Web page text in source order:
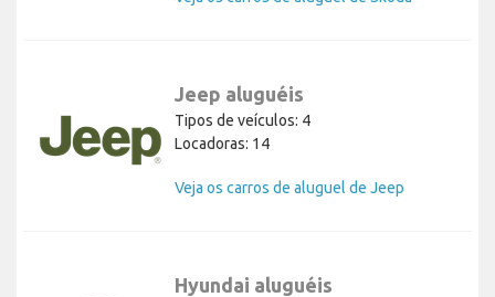
Jeep aluguéis
Tipos de veículos: 4
Locadoras: 14
Veja os carros de aluguel de Jeep
Hyundai aluguéis